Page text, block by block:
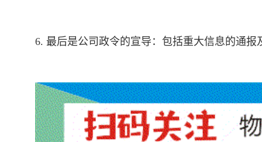
6. 最后是公司政令的宣导：包括重大信息的通报